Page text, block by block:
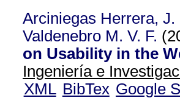
Arciniegas Herrera, J.
Valdenebro M. V. F.
on Usability in the
Ingeniería e
XML BibTex Google